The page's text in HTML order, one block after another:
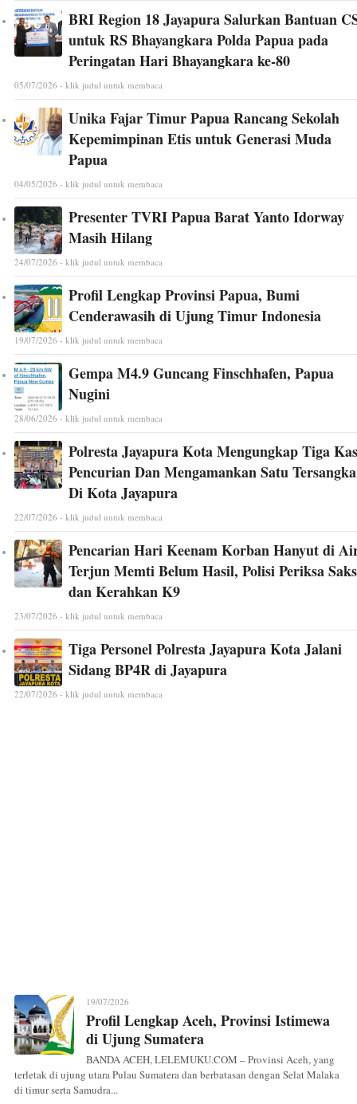
BRI Region 18 Jayapura Salurkan Bantuan
untuk RS Bhayangkara Polda Papua pada
Peringatan Hari Bhayangkara ke-80
05/07/2026 - klik judul untuk membaca
Unika Fajar Timur Papua Rancang Sekolah
Kepemimpinan Etis untuk Generasi Muda
Papua
04/05/2026 - klik judul untuk membaca
Presenter TVRI Papua Barat Yanto Idorway
Masih Hilang
24/07/2026 - klik judul untuk membaca
Profil Lengkap Provinsi Papua, Bumi
Cenderawasih di Ujung Timur Indonesia
19/07/2026 - klik judul untuk membaca
Gempa M4.9 Guncang Finschhafen, Papua
Nugini
28/06/2026 - klik judul untuk membaca
Polresta Jayapura Kota Mengungkap Tiga
Pencurian Dan Mengamankan Satu Tersangka
Di Kota Jayapura
22/07/2026 - klik judul untuk membaca
Pencarian Hari Keenam Korban Hanyut di
Terjun Memti Belum Hasil, Polisi Periksa
dan Kerahkan K9
23/07/2026 - klik judul untuk membaca
Tiga Personel Polresta Jayapura Kota Jalani
Sidang BP4R di Jayapura
22/07/2026 - klik judul untuk membaca
19/07/2026
Profil Lengkap Aceh, Provinsi Istimewa
di Ujung Sumatera
BANDA ACEH, LELEMUKU.COM – Provinsi Aceh, yang
terletak di ujung utara Pulau Sumatera dan berbatasan dengan Selat Malaka
di timur serta Samudra...